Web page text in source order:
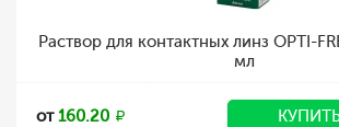
Раствор для контактных линз OPTI-
мл
от160.20